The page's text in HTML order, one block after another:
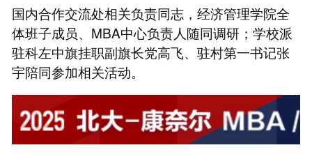
国内合作交流处相关负责同志，经济管理学院全
体班子成员、MBA中心负责人随同调研；学校派
驻科左中旗挂职副旗长党高飞、驻村第一书记张
宇陪同参加相关活动。